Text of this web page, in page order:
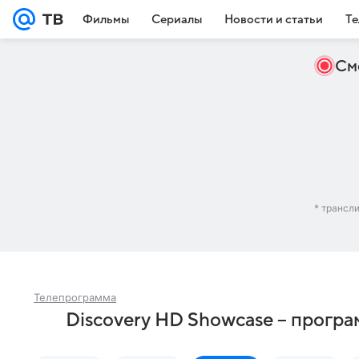
Фильмы Сериалы Новости и статьи
*
Телепрограмма
Discovery HD Showcase –